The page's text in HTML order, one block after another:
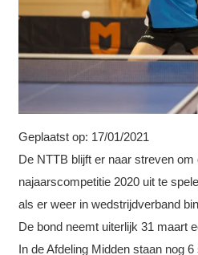
Geplaatst op: 17/01/2021
De NTTB blijft er naar streven
najaarscompetitie 2020 uit te
als er weer in wedstrijdverband
De bond neemt uiterlijk 31 maart
In de Afdeling Midden staan nog